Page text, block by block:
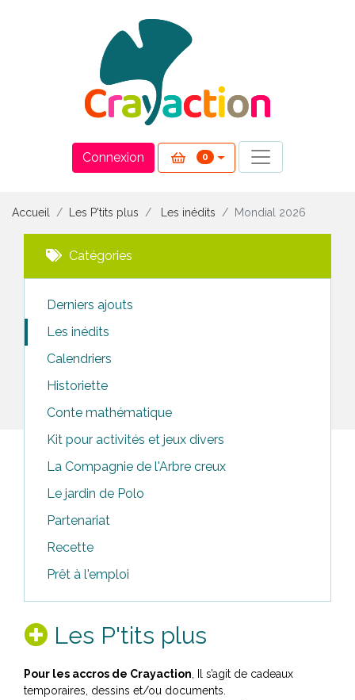
Connexion 0
Accueil Les P'tits plus Les inédits Mondial 2026
Catégories
Derniers ajouts
Les inédits
Calendriers
Historiette
Conte mathématique
Kit pour activités et jeux divers
La Compagnie de l'Arbre creux
Le jardin de Polo
Partenariat
Recette
Prêt à l'emploi
Les P'tits plus
Pour les accros de Crayaction ,​ Il​​ s’agit ​de cadeaux
temporaires, dessins et/ou documents.